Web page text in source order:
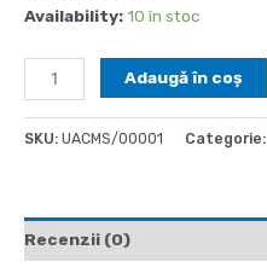
Availability:10 în stoc
Cantitate
FREZA
MARUNTIT
FM4
Adaugă în coș
SKU: UACMS/00001 Categorie:
Recenzii (0)